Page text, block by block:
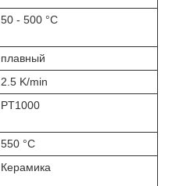
50 - 500 °C
плавный
2.5 K/min
PT1000
550 °C
Керамика